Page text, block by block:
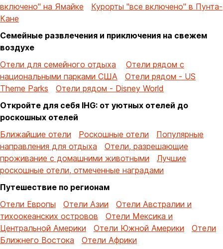
включено" на Ямайке
Курорты "все включено" в Пунта-
Кане
Семейные развлечения и приключения на свежем
воздухе
Отели для семейного отдыха
Отели рядом с
национальными парками США
Отели рядом - US
Theme Parks
Отели рядом - Disney World
Откройте для себя IHG: от уютных отелей до
роскошных отелей
Ближайшие отели
Роскошные отели
Популярные
направления для отдыха
Отели, разрешающие
проживание с домашними животными
Лучшие
роскошные отели, отмеченные наградами
Путешествие по регионам
Отели Европы
Отели Азии
Отели Австралии и
тихоокеанских островов
Отели Мексика и
Центральной Америки
Отели Южной Америки
Отели
Ближнего Востока
Отели Африки